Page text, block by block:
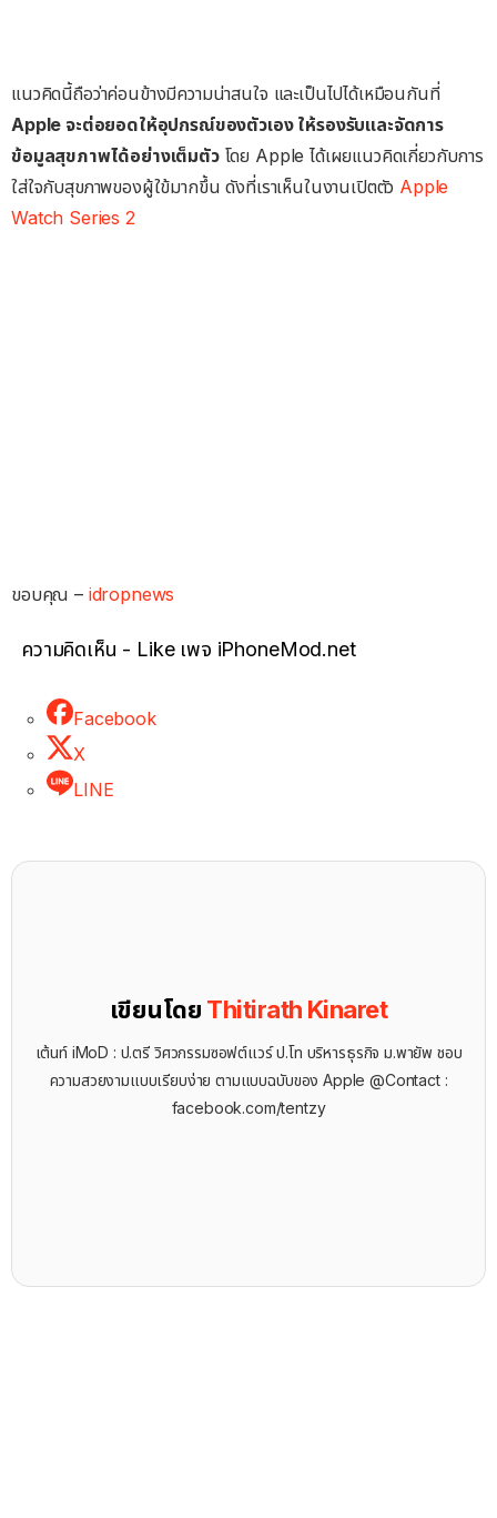
แนวคิดนี้ถือว่าค่อนข้างมีความน่าสนใจ และเป็นไปได้เหมือนกันที่
Apple จะต่อยอดให้อุปกรณ์ของตัวเอง ให้รองรับและจัดการ
ข้อมูลสุขภาพได้อย่างเต็มตัวโดย Apple ได้เผยแนวคิดเกี่ยวกับการ
ใส่ใจกับสุขภาพของผู้ใข้มากขึ้น ดังที่เราเห็นในงานเปิตตัว Apple
Watch Series 2
ขอบคุณ – idropnews
ความคิดเห็น - Like เพจ iPhoneMod.net
Facebook
X
LINE
เขียนโดย Thitirath Kinaret
เต้นท์ iMoD : ป.ตรี วิศวกรรมซอฟต์แวร์ ป.โท บริหารธุรกิจ ม.พายัพ ชอบ
ความสวยงามแบบเรียบง่าย ตามแบบฉบับของ Apple @Contact :
facebook.com/tentzy